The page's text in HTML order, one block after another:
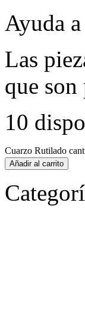
Ayuda
Las
que son
10
Cuarzo Rutilado
Añadir al carrito